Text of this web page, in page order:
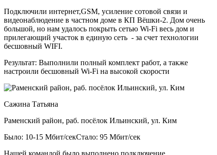
Подключили интернет,GSM, усиление сотовой связи и
видеонаблюдение в частном доме в КП Вёшки-2. Дом очень
большой, но нам удалось покрыть сетью Wi-Fi весь дом и
прилегающий участок в единую сеть - за счет технологии
бесшовный WIFI.
Результат: Выполнили полный комплект работ, а также
настроили бесшовный Wi-Fi на высокой скорости
Сажина Татьяна
Раменский район, раб. посёлок Ильинский, ул. Ким
Было: 10-15 Мбит/секСтало: 95 Мбит/сек